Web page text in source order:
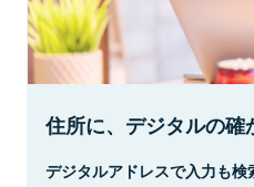
住所に、デジタルの確
デジタルアドレスで入力も検